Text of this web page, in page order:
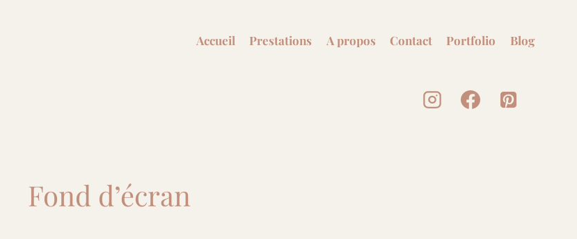
Accueil Prestations A propos Contact Portfolio Blog
Fond d’écran